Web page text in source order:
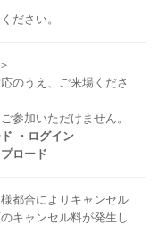
ださい。
のうえ、ご来場くださ
参加いただけません。
・ログイン
ロード
都合によりキャンセル
キャンセル料が発生し